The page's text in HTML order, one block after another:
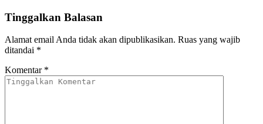
Tinggalkan Balasan
Alamat email Anda tidak akan dipublikasikan. Ruas yang wajib
ditandai *
Komentar *